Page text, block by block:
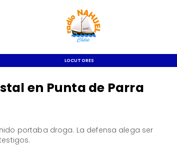
LOCUTORES
en Punta de Parra
portaba droga. La defensa alega ser